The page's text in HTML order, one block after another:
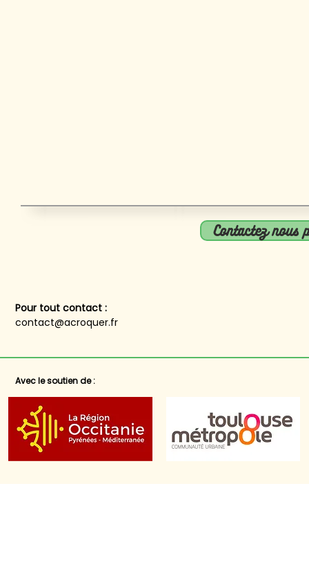
Contactez nous
Pour tout contact :
contact@acroquer.fr
Avec le soutien de :